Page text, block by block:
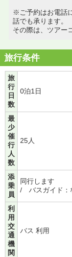
※ご予約はお電話
話でも承ります。
その際は、ツアー
旅行条件
旅
行
日
数
0泊1日
最
少
催
行
人
数
25人
添
乗
員
同行します
/ バスガイド：
利
用
交
通
機
関
バス 利用